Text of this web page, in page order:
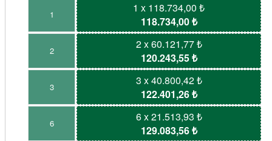
1
1 x 118.734,00 ₺
118.734,00 ₺
2
2 x 60.121,77 ₺
120.243,55 ₺
3
3 x 40.800,42 ₺
122.401,26 ₺
6
6 x 21.513,93 ₺
129.083,56 ₺